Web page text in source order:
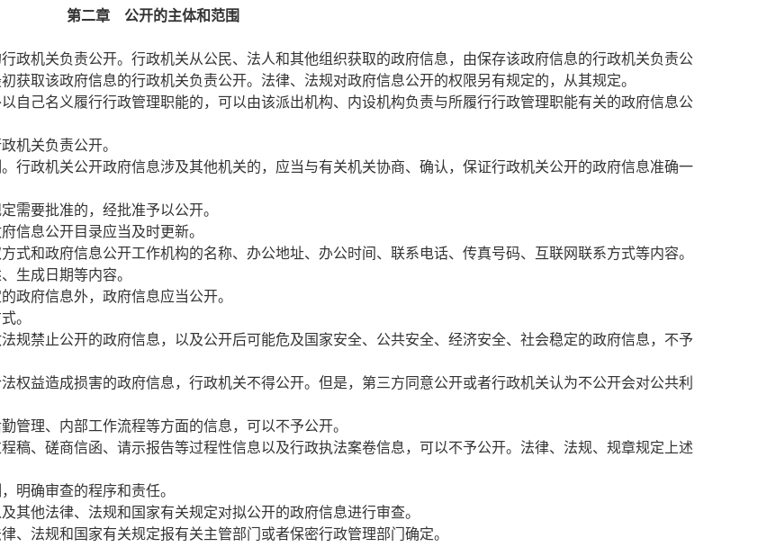
第二章 公开的主体和范围
机关负责公开。行政机关从公民、法人和其他组织获取的政府信息，由保存该政府信息的行政机关负责公
获取该政府信息的行政机关负责公开。法律、法规对政府信息公开的权限另有规定的，从其规定。
自己名义履行行政管理职能的，可以由该派出机构、内设机构负责与所履行行政管理职能有关的政府信息公
机关负责公开。
政机关公开政府信息涉及其他机关的，应当与有关机关协商、确认，保证行政机关公开的政府信息准确一
需要批准的，经批准予以公开。
息公开目录应当及时更新。
式和政府信息公开工作机构的名称、办公地址、办公时间、联系电话、传真号码、互联网联系方式等内容。
生成日期等内容。
府信息外，政府信息应当公开。
。
禁止公开的政府信息，以及公开后可能危及国家安全、公共安全、经济安全、社会稳定的政府信息，不予
益造成损害的政府信息，行政机关不得公开。但是，第三方同意公开或者行政机关认为不公开会对公共利
理、内部工作流程等方面的信息，可以不予公开。
稿、磋商信函、请示报告等过程性信息以及行政执法案卷信息，可以不予公开。法律、法规、规章规定上述
明确审查的程序和责任。
其他法律、法规和国家有关规定对拟公开的政府信息进行审查。
、法规和国家有关规定报有关主管部门或者保密行政管理部门确定。